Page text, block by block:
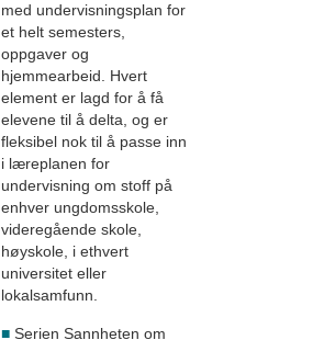
med undervisningsplan for
et helt semesters,
oppgaver og
hjemmearbeid. Hvert
element er lagd for å få
elevene til å delta, og er
fleksibel nok til å passe inn
i læreplanen for
undervisning om stoff på
enhver ungdomsskole,
videregående skole,
høyskole, i ethvert
universitet eller
lokalsamfunn.
■ Serien Sannheten om